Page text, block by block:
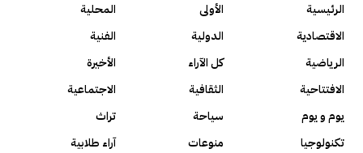
الرئيسية الأولى
المحلية
الاقتصادية
الدولية
الفنية
الرياضية
كل الآراء
الأخيرة
الافتتاحية
الثقافية
الاجتماعية
يوم و يوم
سياحة
تراث
تكنولوجيا
منوعات
آراء طلابية